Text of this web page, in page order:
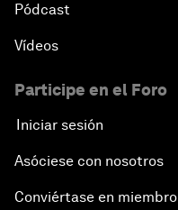
Pódcast
Vídeos
Participe en el Foro
Iniciar sesión
Asóciese con nosotros
Conviértase en miembro